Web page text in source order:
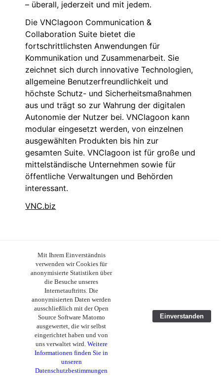
– überall, jederzeit und mit jedem.
Die VNClagoon Communication &
Collaboration Suite bietet die
fortschrittlichsten Anwendungen für
Kommunikation und Zusammenarbeit. Sie
zeichnet sich durch innovative Technologien,
allgemeine Benutzerfreundlichkeit und
höchste Schutz- und Sicherheitsmaßnahmen
aus und trägt so zur Wahrung der digitalen
Autonomie der Nutzer bei. VNClagoon kann
modular eingesetzt werden, von einzelnen
ausgewählten Produkten bis hin zur
gesamten Suite. VNClagoon ist für große und
mittelständische Unternehmen sowie für
öffentliche Verwaltungen und Behörden
interessant.
VNC.biz
GNU Solidaro
Diese humanitäre Non-Profit-Organisation
hat es sich zur weltweiten Aufgabe gemacht,
die Sozialmedizin voranzubringen und
Mit Ihrem Einverständnis
verwenden wir Cookies für
anonymisierte Statistiken über
die Besuche unseres
Internetauftritts. Die
anonymisierten Daten werden
ausschließlich mit der Open
Source Software Matomo
ausgewertet, die wir selbst
eingerichtet haben und von
uns verwaltet wird. Weitere
Informationen finden Sie in
unseren
Datenschutzbestimmungen
Einverstanden